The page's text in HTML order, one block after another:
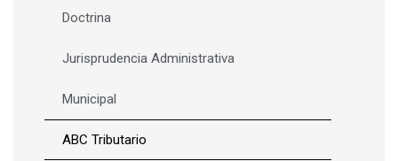
Doctrina
Jurisprudencia Administrativa
Municipal
ABC Tributario